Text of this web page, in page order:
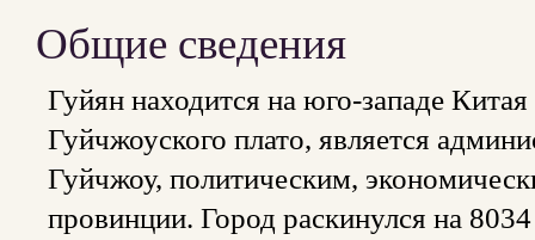
Общие сведения
Гуйян находится на юго-западе
Гуйчжоуского плато, является
Гуйчжоу, политическим,
провинции. Город раскинулся на